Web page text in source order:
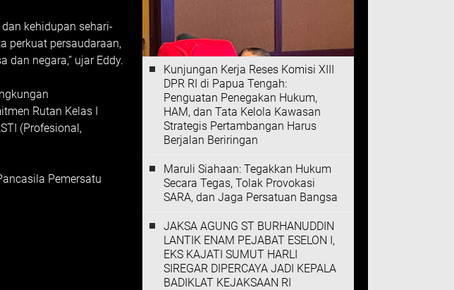
kehidupan sehari-
perkuat persaudaraan,
negara,” ujar Eddy.
Rutan Kelas I
(Profesional,
Pemersatu
Kunjungan Kerja Reses Komisi XIII
DPR RI di Papua Tengah:
Penguatan Penegakan Hukum,
HAM, dan Tata Kelola Kawasan
Strategis Pertambangan Harus
Berjalan Beriringan
Maruli Siahaan: Tegakkan Hukum
Secara Tegas, Tolak Provokasi
SARA, dan Jaga Persatuan Bangsa
JAKSA AGUNG ST BURHANUDDIN
LANTIK ENAM PEJABAT ESELON I,
EKS KAJATI SUMUT HARLI
SIREGAR DIPERCAYA JADI KEPALA
BADIKLAT KEJAKSAAN RI